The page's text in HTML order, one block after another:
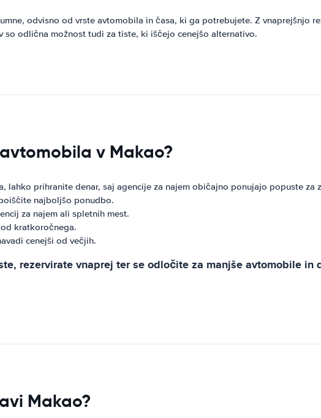
odvisno od vrste avtomobila in časa, ki ga potrebujete. Z vnaprejšnjo
odlična možnost tudi za tiste, ki iščejo cenejšo alternativo.
v Makao?
lahko prihranite denar, saj agencije za najem običajno ponujajo popuste za
najboljšo ponudbo.
za najem ali spletnih mest.
kratkoročnega.
cenejši od večjih.
rezervirate vnaprej ter se odločite za manjše avtomobile
Makao?